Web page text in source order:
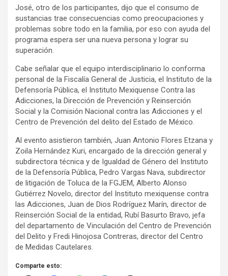
José, otro de los participantes, dijo que el consumo de
sustancias trae consecuencias como preocupaciones y
problemas sobre todo en la familia, por eso con ayuda del
programa espera ser una nueva persona y lograr su
superación.
Cabe señalar que el equipo interdisciplinario lo conforma
personal de la Fiscalía General de Justicia, el Instituto de la
Defensoría Pública, el Instituto Mexiquense Contra las
Adicciones, la Dirección de Prevención y Reinserción
Social y la Comisión Nacional contra las Adicciones y el
Centro de Prevención del delito del Estado de México.
Al evento asistieron también, Juan Antonio Flores Etzana y
Zoila Hernández Kuri, encargado de la dirección general y
subdirectora técnica y de Igualdad de Género del Instituto
de la Defensoría Pública, Pedro Vargas Nava, subdirector
de litigación de Toluca de la FGJEM, Alberto Alonso
Gutiérrez Novelo, director del Instituto mexiquense contra
las Adicciones, Juan de Dios Rodríguez Marín, director de
Reinserción Social de la entidad, Rubí Basurto Bravo, jefa
del departamento de Vinculación del Centro de Prevención
del Delito y Fredi Hinojosa Contreras, director del Centro
de Medidas Cautelares.
Comparte esto: